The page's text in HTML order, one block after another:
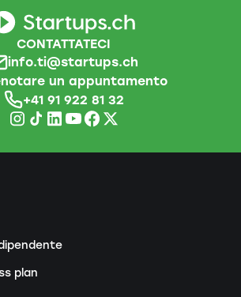
CONTATTATECI
info.ti@startups.ch
un appuntamento
+41 91 922 81 32
plan